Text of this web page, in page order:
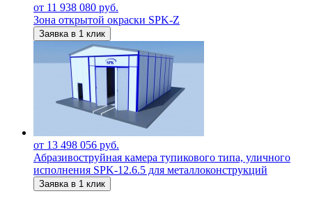
от 11 938 080 руб.
Зона открытой окраски SPK-Z
Заявка в 1 клик
от 13 498 056 руб.
Абразивоструйная камера тупикового типа, уличного
исполнения SPK-12.6.5 для металлоконструкций
Заявка в 1 клик